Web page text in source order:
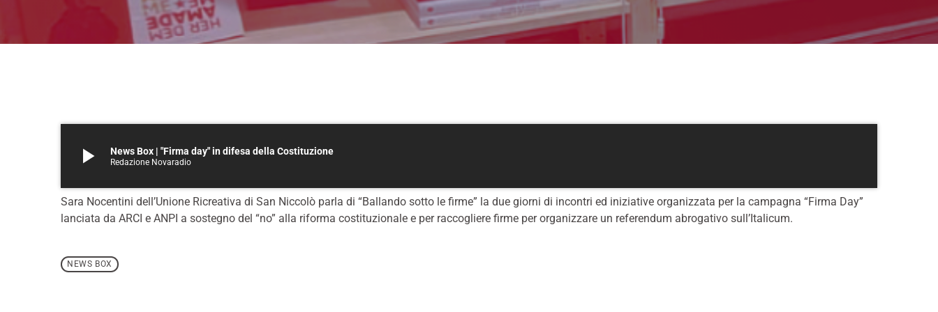
play_arrow News Box | "Firma day" in difesa della Costituzione
Redazione Novaradio
Sara Nocentini dell’Unione Ricreativa di San Niccolò parla di “Ballando sotto le firme” la due giorni di incontri ed iniziative organizzata per la campagna “Firma Day”
lanciata da ARCI e ANPI a sostegno del “no” alla riforma costituzionale e per raccogliere firme per organizzare un referendum abrogativo sull’Italicum.
NEWS BOX